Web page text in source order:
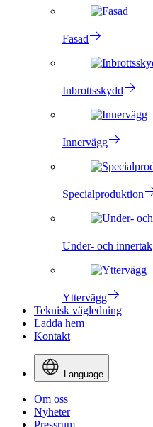
Fasad
Inbrottsskydd
Innervägg
Specialproduktion
Under- och innertak
Yttervägg
Teknisk vägledning
Ladda hem
Kontakt
Language
Om oss
Nyheter
Pressrum